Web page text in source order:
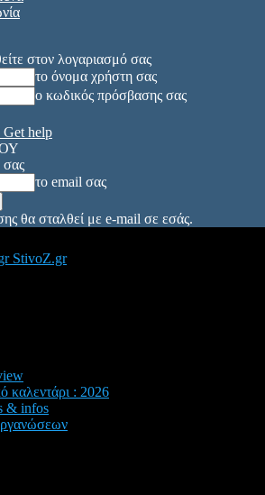
στον λογαριασμό σας
το όνομα χρήστη σας
ο κωδικός πρόσβασης σας
Get help
σας
το email σας
θα σταλθεί με e-mail σε εσάς.
StivoZ.gr
καλεντάρι : 2026
& infos